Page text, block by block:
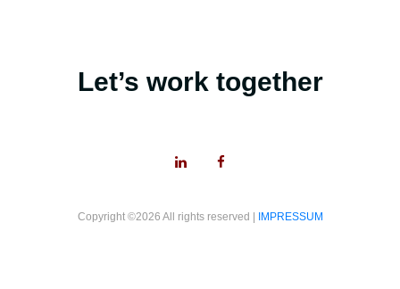
Let’s work together
Copyright ©2026 All rights reserved | IMPRESSUM